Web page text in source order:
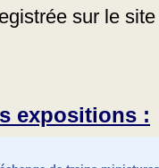
sur le
expositions :